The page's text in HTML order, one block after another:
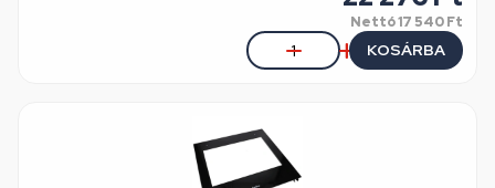
Nettó17 540 Ft
KOSÁRBA